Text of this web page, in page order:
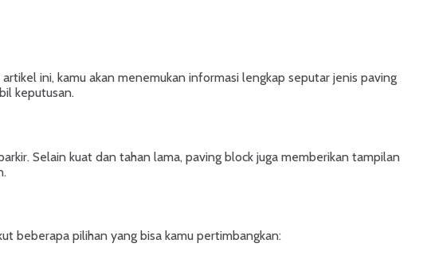
ini, kamu akan menemukan informasi lengkap seputar jenis paving
keputusan.
Selain kuat dan tahan lama, paving block juga memberikan tampilan
beberapa pilihan yang bisa kamu pertimbangkan: